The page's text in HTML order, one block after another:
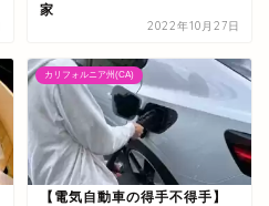
家
2022年10月27日
カリフォルニア州(CA)
【電気自動車の得手不得手】